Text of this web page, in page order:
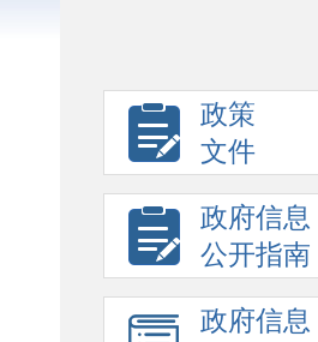
政策
文件
政府信息
公开指南
政府信息